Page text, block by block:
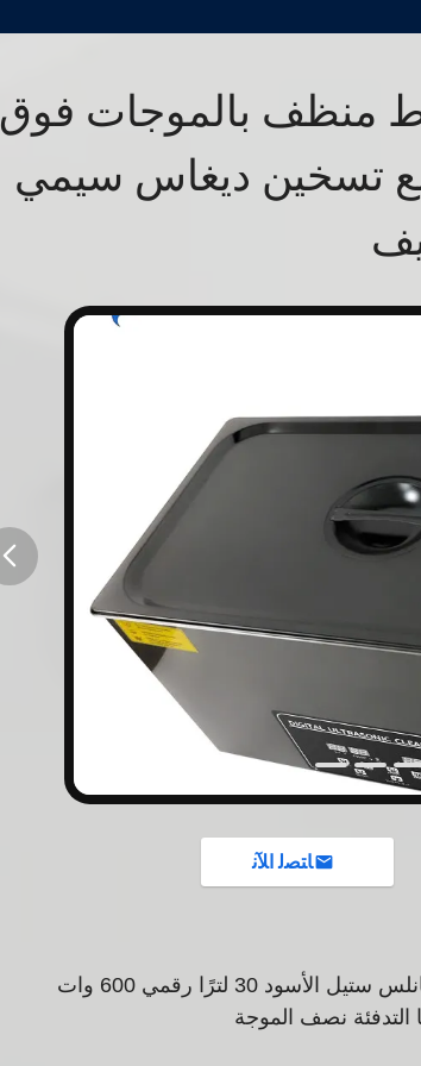
ديجيتال 600 واط منظف بالموجات فوق
مع تسخين ديغاس سيمي
ﺎﺘﺼﻟ ﺍﻶﻧ
30 لترًا رقمي 600 وات
التدفئة نصف الموجة